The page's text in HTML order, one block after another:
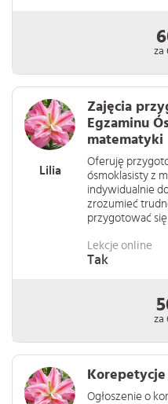
za
Lilia
Zajęcia
Egzaminu
matematyki
Oferuję
ósmoklasisty z
indywidualnie
zrozumieć
przygotować się
Lekcje online
Tak
za
Ogłoszenie o